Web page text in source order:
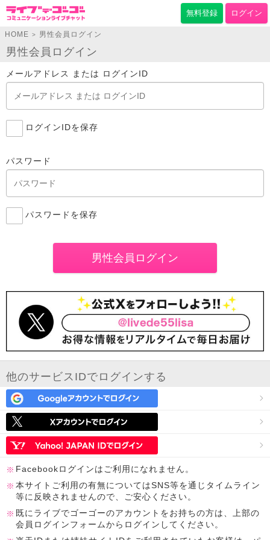
無料登録 ログイン
HOME > 男性会員ログイン
男性会員ログイン
メールアドレス または ログインID
ログインIDを保存
パスワード
パスワードを保存
他のサービスIDでログインする
Facebookログインはご利用になれません。
本サイトご利用の有無についてはSNS等を通じタイムライン
等に反映されませんので、ご安心ください。
既にライブでゴーゴーのアカウントをお持ちの方は、上部の
会員ログインフォームからログインしてください。